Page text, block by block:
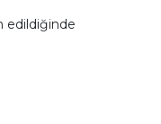
edildiğinde